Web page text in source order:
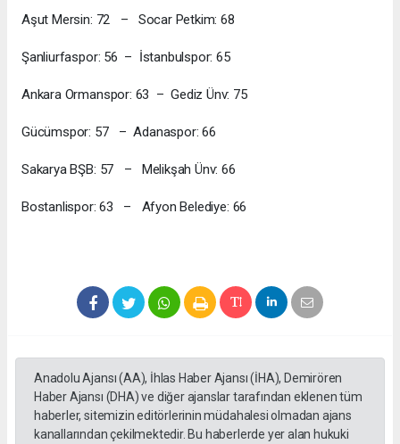
Aşut Mersin: 72 – Socar Petkim: 68
Şanliurfaspor: 56 – İstanbulspor: 65
Ankara Ormanspor: 63 – Gediz Ünv: 75
Gücümspor: 57 – Adanaspor: 66
Sakarya BŞB: 57 – Melikşah Ünv: 66
Bostanlispor: 63 – Afyon Belediye: 66
Anadolu Ajansı (AA), İhlas Haber Ajansı (İHA), Demirören
Haber Ajansı (DHA) ve diğer ajanslar tarafından eklenen tüm
haberler, sitemizin editörlerinin müdahalesi olmadan ajans
kanallarından çekilmektedir. Bu haberlerde yer alan hukuki